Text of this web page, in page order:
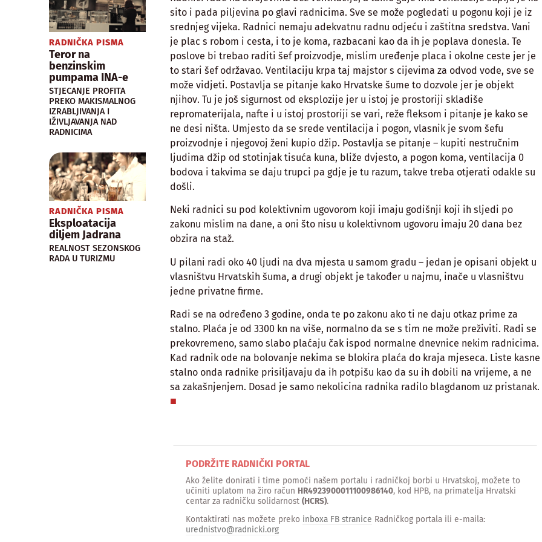
RADNIČKA PISMA
Teror na
benzinskim
pumpama INA-e
STJECANJE PROFITA
PREKO MAKISMALNOG
IZRABLJIVANJA I
IŽIVLJAVANJA NAD
RADNICIMA
RADNIČKA PISMA
Eksploatacija
diljem Jadrana
REALNOST SEZONSKOG
RADA U TURIZMU
sito i pada piljevina po glavi radnicima. Sve se može pogledati u pogonu koji je iz
srednjeg vijeka. Radnici nemaju adekvatnu radnu odjeću i zaštitna sredstva. Vani
je plac s robom i cesta, i to je koma, razbacani kao da ih je poplava donesla. Te
poslove bi trebao raditi šef proizvodje, mislim uređenje placa i okolne ceste jer je
to stari šef održavao. Ventilaciju krpa taj majstor s cijevima za odvod vode, sve se
može vidjeti. Postavlja se pitanje kako Hrvatske šume to dozvole jer je objekt
njihov. Tu je još sigurnost od eksplozije jer u istoj je prostoriji skladiše
repromaterijala, nafte i u istoj prostoriji se vari, reže fleksom i pitanje je kako se
ne desi ništa. Umjesto da se srede ventilacija i pogon, vlasnik je svom šefu
proizvodnje i njegovoj ženi kupio džip. Postavlja se pitanje – kupiti nestručnim
ljudima džip od stotinjak tisuća kuna, bliže dvjesto, a pogon koma, ventilacija 0
bodova i takvima se daju trupci pa gdje je tu razum, takve treba otjerati odakle su
došli.
Neki radnici su pod kolektivnim ugovorom koji imaju godišnji koji ih sljedi po
zakonu mislim na dane, a oni što nisu u kolektivnom ugovoru imaju 20 dana bez
obzira na staž.
U pilani radi oko 40 ljudi na dva mjesta u samom gradu – jedan je opisani objekt u
vlasništvu Hrvatskih šuma, a drugi objekt je također u najmu, inače u vlasništvu
jedne privatne firme.
Radi se na određeno 3 godine, onda te po zakonu ako ti ne daju otkaz prime za
stalno. Plaća je od 3300 kn na više, normalno da se s tim ne može preživiti. Radi se
prekovremeno, samo slabo plaćaju čak ispod normalne dnevnice nekim radnicima.
Kad radnik ode na bolovanje nekima se blokira plaća do kraja mjeseca. Liste kasne
stalno onda radnike prisiljavaju da ih potpišu kao da su ih dobili na vrijeme, a ne
sa zakašnjenjem. Dosad je samo nekolicina radnika radilo blagdanom uz pristanak.
PODRŽITE RADNIČKI PORTAL
Ako želite donirati i time pomoći našem portalu i radničkoj borbi u Hrvatskoj, možete to
učiniti uplatom na žiro račun HR4923900011100986140, kod HPB, na primatelja Hrvatski
centar za radničku solidarnost (HCRS).
Kontaktirati nas možete preko inboxa FB stranice Radničkog portala ili e-maila:
urednistvo@radnicki.org